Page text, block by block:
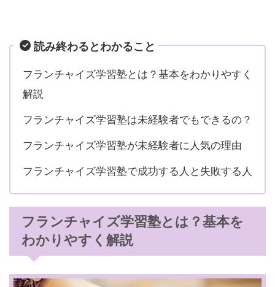
読み終わるとわかること
フランチャイズ学習塾とは？基本をわかりやすく
解説
フランチャイズ学習塾は未経験者でもできるの？
フランチャイズ学習塾が未経験者に人気の理由
フランチャイズ学習塾で成功する人と失敗する人
フランチャイズ学習塾とは？基本を
わかりやすく解説